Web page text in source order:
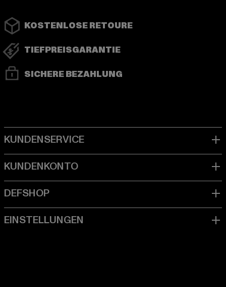
KOSTENLOSE RETOURE
TIEFPREISGARANTIE
SICHERE BEZAHLUNG